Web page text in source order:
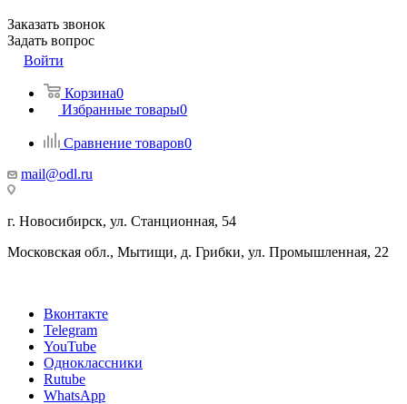
Заказать звонок
Задать вопрос
Войти
Корзина0
Избранные товары0
Сравнение товаров0
mail@odl.ru
г. Новосибирск, ул. Станционная, 54
Московская обл., Мытищи, д. Грибки, ул. Промышленная, 22
Вконтакте
Telegram
YouTube
Одноклассники
Rutube
WhatsApp